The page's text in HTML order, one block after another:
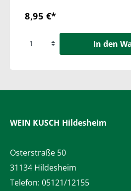
8,95 €*
In den
WEIN KUSCH Hildesheim
Osterstraße 50
31134 Hildesheim
Telefon: 05121/12155